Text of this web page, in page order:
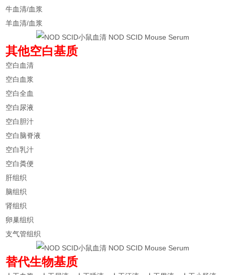
牛血清/血浆
羊血清/血浆
其他空白基质
空白血清
空白血浆
空白全血
空白尿液
空白胆汁
空白脑脊液
空白乳汁
空白粪便
肝组织
脑组织
肾组织
卵巢组织
支气管组织
替代生物基质